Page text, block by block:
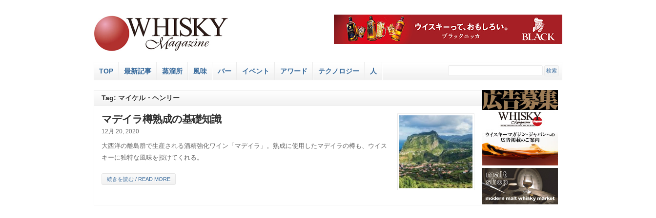
TOP 最新記事 蒸溜所 風味 バー イベント アワード テクノロジー 人
Tag: マイケル・ヘンリー
マデイラ樽熟成の基礎知識
12月 20, 2020
大西洋の離島群で生産される酒精強化ワイン「マデイラ」。熟成に使用したマデイラの樽も、ウイス
キーに独特な風味を授けてくれる。
続きを読む / READ MORE